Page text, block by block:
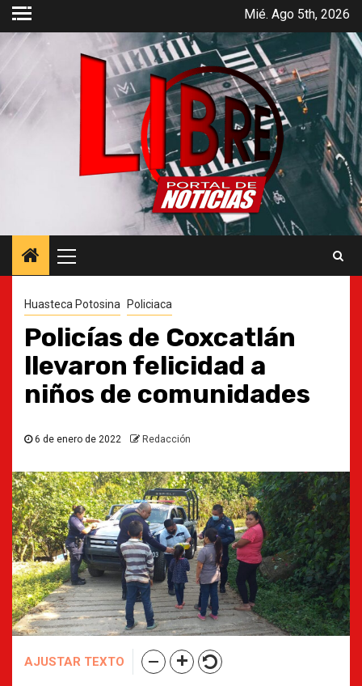
Saltar
contenido
Mié. Ago 5th, 2026
principal
Huasteca Potosina Policiaca
Policías de Coxcatlán
llevaron felicidad a
niños de comunidades
6 de enero de 2022 Redacción
AJUSTAR TEXTO